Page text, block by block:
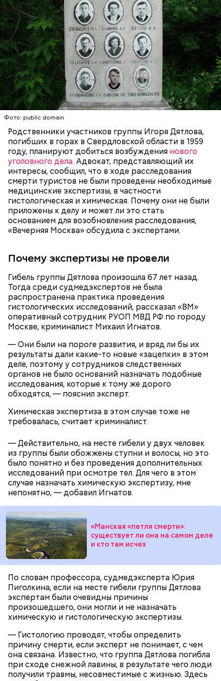
Фото: public domain
Родственники участников группы Игоря Дятлова,
погибших в горах в Свердловской области в 1959
году, планируют добиться возбуждения нового
уголовного дела. Адвокат, представляющий их
интересы, сообщил, что в ходе расследования
смерти туристов не были проведены необходимые
медицинские экспертизы, в частности
гистологическая и химическая. Почему они не были
приложены к делу и может ли это стать
основанием для возобновления расследования,
«Вечерняя Москва» обсудила с экспертами.
Почему экспертизы не провели
Гибель группы Дятлова произошла 67 лет назад.
Тогда среди судмедэкспертов не была
распространена практика проведения
гистологических исследований, рассказал «ВМ»
оперативный сотрудник РУОП МВД РФ по городу
Москве, криминалист Михаил Игнатов.
— Они были на пороге развития, и вряд ли бы их
результаты дали какие-то новые «зацепки» в этом
деле, поэтому у сотрудников следственных
органов не было оснований назначать подобные
исследования, которые к тому же дорого
обходятся, — пояснил эксперт.
Химическая экспертиза в этом случае тоже не
требовалась, считает криминалист.
— Действительно, на месте гибели у двух человек
из группы были обожжены ступни и волосы, но это
было понятно и без проведения дополнительных
исследований при осмотре тел. Для чего в этом
случае назначать химическую экспертизу, мне
непонятно, — добавил Игнатов.
«Манская «петля смерти»:
существует ли она на самом деле
и кто там исчез
По словам профессора, судмедэксперта Юрия
Пиголкина, если на месте гибели группы Дятлова
экспертам были очевидны причины
произошедшего, они могли и не назначать
химическую и гистологическую экспертизы.
— Гистологию проводят, чтобы определить
причину смерти, если эксперт не понимает, с чем
она связана. Известно, что группа Дятлова погибла
при сходе снежной лавины, в результате чего люди
получили травмы, несовместимые с жизнью. Здесь
День малины со сливками отмечается в США в
— Кабачки нужно натереть длинными слайсами
(это можно сделать на специальной терке),
похожими на спагетти, и уложить в противень.
Противень ставится в духовку, разогретую до 180–
190 градусов. Спагетти из кабачка нужно запекать
25–30 минут.
Уберут отеки и улучшат зрение:
диетолог Соломатина рассказала
о пользе кабачков
Кабачки, тушеные с курицей
Ингредиенты:
Как приготовить домашний
майонез: три простых рецепта
Эндокринолог Куликова
объяснила, в чем заключается
польза сезонных овощей и
фруктов
Также не нужно есть дыню до корки, потому что
именно там скапливаются нитраты. И важно
тщательно ее мыть, чтобы не отравиться, добавила
собеседница «ВМ».
Как выбрать дыню
Фото: Shutterstock
При выборе дыни эксперт посоветовала
ориентироваться на запах: